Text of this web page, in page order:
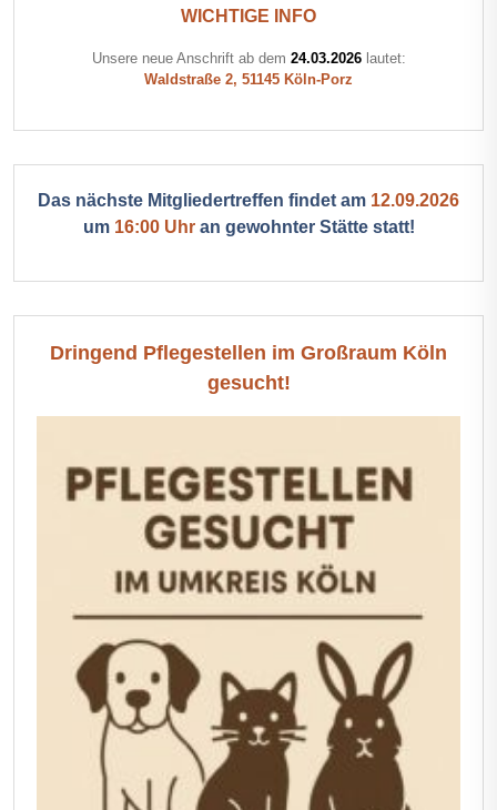
WICHTIGE INFO
Unsere neue Anschrift ab dem 24.03.2026lautet:
Waldstraße 2, 51145 Köln-Porz
Das nächste Mitgliedertreffen findet am 12.09.2026
um 16:00 Uhran gewohnter Stätte statt!
Dringend Pflegestellen im Großraum Köln
gesucht!